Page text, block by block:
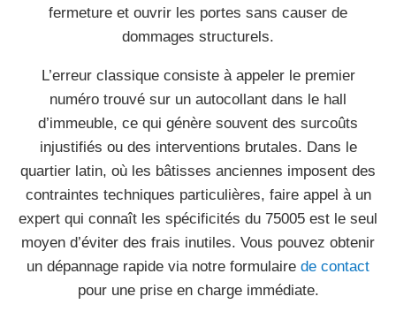
fermeture et ouvrir les portes sans causer de
dommages structurels.
L’erreur classique consiste à appeler le premier
numéro trouvé sur un autocollant dans le hall
d’immeuble, ce qui génère souvent des surcoûts
injustifiés ou des interventions brutales. Dans le
quartier latin, où les bâtisses anciennes imposent des
contraintes techniques particulières, faire appel à un
expert qui connaît les spécificités du 75005 est le seul
moyen d’éviter des frais inutiles. Vous pouvez obtenir
un dépannage rapide via notre formulaire de contact
pour une prise en charge immédiate.